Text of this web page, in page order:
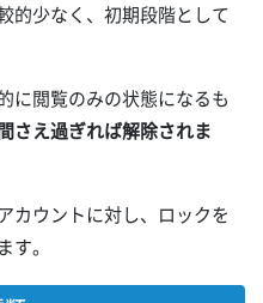
的少なく、初期段階として
に閲覧のみの状態になるも
さえ過ぎれば解除されま
カウントに対し、ロックを
す。